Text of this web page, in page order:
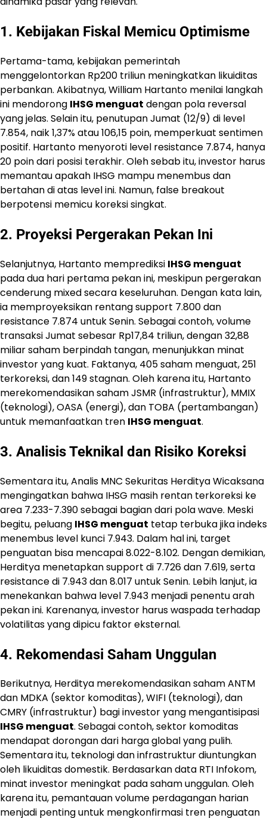
1. Kebijakan Fiskal Memicu Optimisme
Pertama-tama, kebijakan pemerintah
menggelontorkan Rp200 triliun meningkatkan likuiditas
perbankan. Akibatnya, William Hartanto menilai langkah
ini mendorong IHSG menguat dengan pola reversal
yang jelas. Selain itu, penutupan Jumat (12/9) di level
7.854, naik 1,37% atau 106,15 poin, memperkuat sentimen
positif. Hartanto menyoroti level resistance 7.874, hanya
20 poin dari posisi terakhir. Oleh sebab itu, investor harus
memantau apakah IHSG mampu menembus dan
bertahan di atas level ini. Namun, false breakout
berpotensi memicu koreksi singkat.
2. Proyeksi Pergerakan Pekan Ini
Selanjutnya, Hartanto memprediksi IHSG menguat
pada dua hari pertama pekan ini, meskipun pergerakan
cenderung mixed secara keseluruhan. Dengan kata lain,
ia memproyeksikan rentang support 7.800 dan
resistance 7.874 untuk Senin. Sebagai contoh, volume
transaksi Jumat sebesar Rp17,84 triliun, dengan 32,88
miliar saham berpindah tangan, menunjukkan minat
investor yang kuat. Faktanya, 405 saham menguat, 251
terkoreksi, dan 149 stagnan. Oleh karena itu, Hartanto
merekomendasikan saham JSMR (infrastruktur), MMIX
(teknologi), OASA (energi), dan TOBA (pertambangan)
untuk memanfaatkan tren IHSG menguat.
3. Analisis Teknikal dan Risiko Koreksi
Sementara itu, Analis MNC Sekuritas Herditya Wicaksana
mengingatkan bahwa IHSG masih rentan terkoreksi ke
area 7.233-7.390 sebagai bagian dari pola wave. Meski
begitu, peluang IHSG menguat tetap terbuka jika indeks
menembus level kunci 7.943. Dalam hal ini, target
penguatan bisa mencapai 8.022-8.102. Dengan demikian,
Herditya menetapkan support di 7.726 dan 7.619, serta
resistance di 7.943 dan 8.017 untuk Senin. Lebih lanjut, ia
menekankan bahwa level 7.943 menjadi penentu arah
pekan ini. Karenanya, investor harus waspada terhadap
volatilitas yang dipicu faktor eksternal.
4. Rekomendasi Saham Unggulan
Berikutnya, Herditya merekomendasikan saham ANTM
dan MDKA (sektor komoditas), WIFI (teknologi), dan
CMRY (infrastruktur) bagi investor yang mengantisipasi
IHSG menguat. Sebagai contoh, sektor komoditas
mendapat dorongan dari harga global yang pulih.
Sementara itu, teknologi dan infrastruktur diuntungkan
oleh likuiditas domestik. Berdasarkan data RTI Infokom,
minat investor meningkat pada saham unggulan. Oleh
karena itu, pemantauan volume perdagangan harian
menjadi penting untuk mengkonfirmasi tren penguatan